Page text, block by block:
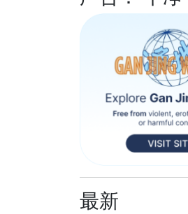
最新